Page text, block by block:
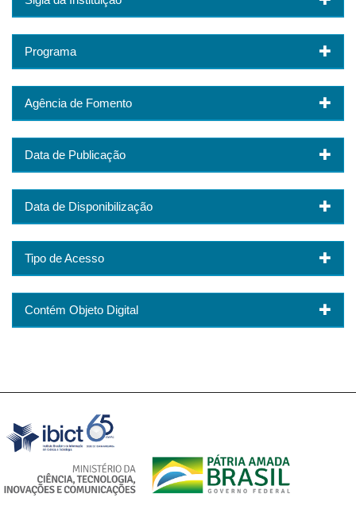
Programa
Agência de Fomento
Data de Publicação
Data de Disponibilização
Tipo de Acesso
Contém Objeto Digital